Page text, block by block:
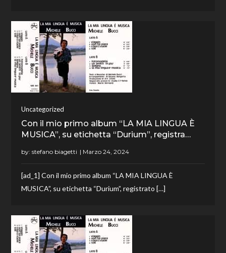
Uncategorized
Con il mio primo album “LA MIA LINGUA È
MUSICA”, su etichetta “Durium”, registra…
by:stefano biagetti
[ad_1] Con il mio primo album “LA MIA LINGUA È
MUSICA”, su etichetta “Durium”, registrato […]